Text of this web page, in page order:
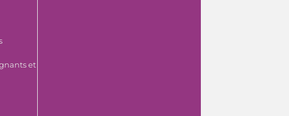
et